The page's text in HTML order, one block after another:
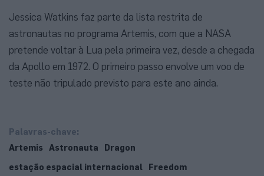
Jessica Watkins faz parte da lista restrita de
astronautas no programa Artemis, com que a NASA
pretende voltar à Lua pela primeira vez, desde a chegada
da Apollo em 1972. O primeiro passo envolve um voo de
teste não tripulado previsto para este ano ainda.
Palavras-chave:
Artemis
Astronauta
Dragon
estação espacial internacional
Freedom